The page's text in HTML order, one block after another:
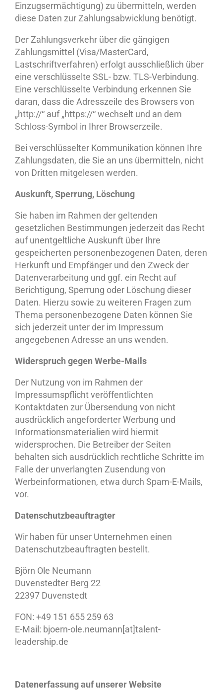
Einzugsermächtigung) zu übermitteln, werden
diese Daten zur Zahlungsabwicklung benötigt.
Der Zahlungsverkehr über die gängigen
Zahlungsmittel (Visa/MasterCard,
Lastschriftverfahren) erfolgt ausschließlich über
eine verschlüsselte SSL- bzw. TLS-Verbindung.
Eine verschlüsselte Verbindung erkennen Sie
daran, dass die Adresszeile des Browsers von
„http://“ auf „https://“ wechselt und an dem
Schloss-Symbol in Ihrer Browserzeile.
Bei verschlüsselter Kommunikation können Ihre
Zahlungsdaten, die Sie an uns übermitteln, nicht
von Dritten mitgelesen werden.
Auskunft, Sperrung, Löschung
Sie haben im Rahmen der geltenden
gesetzlichen Bestimmungen jederzeit das Recht
auf unentgeltliche Auskunft über Ihre
gespeicherten personenbezogenen Daten, deren
Herkunft und Empfänger und den Zweck der
Datenverarbeitung und ggf. ein Recht auf
Berichtigung, Sperrung oder Löschung dieser
Daten. Hierzu sowie zu weiteren Fragen zum
Thema personenbezogene Daten können Sie
sich jederzeit unter der im Impressum
angegebenen Adresse an uns wenden.
Widerspruch gegen Werbe-Mails
Der Nutzung von im Rahmen der
Impressumspflicht veröffentlichten
Kontaktdaten zur Übersendung von nicht
ausdrücklich angeforderter Werbung und
Informationsmaterialien wird hiermit
widersprochen. Die Betreiber der Seiten
behalten sich ausdrücklich rechtliche Schritte im
Falle der unverlangten Zusendung von
Werbeinformationen, etwa durch Spam-E-Mails,
vor.
Datenschutzbeauftragter
Wir haben für unser Unternehmen einen
Datenschutzbeauftragten bestellt.
Björn Ole Neumann
Duvenstedter Berg 22
22397 Duvenstedt
FON: +49 151 655 259 63
E-Mail: bjoern-ole.neumann[at]talent-
leadership.de
Datenerfassung auf unserer Website